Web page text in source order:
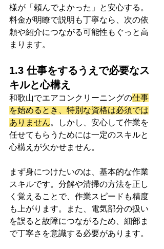
様が「頼んでよかった」と安心する。
料金が明瞭で説明も丁寧なら、次の依
頼や紹介につながる可能性もぐっと高
まります。
1.3 仕事をするうえで必要なス
キルと心構え
和歌山でエアコンクリーニングの仕事
を始めるとき、特別な資格は必須では
ありません。しかし、安心して作業を
任せてもらうためには一定のスキルと
心構えが欠かせません。
まず身につけたいのは、基本的な作業
スキルです。分解や清掃の方法を正し
く覚えることで、作業スピードも精度
も上がります。また、電気部分の扱い
を誤ると故障につながるため、細部ま
で丁寧さを意識する必要があります。